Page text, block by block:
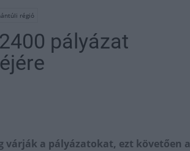
régió
pályázat
várják a pályázatokat, ezt követően a